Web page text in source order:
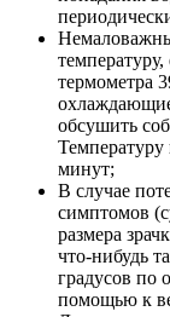
термометра
обсушить
минут;
В случае
симптомов
размера
что-нибудь
градусов по
помощью к